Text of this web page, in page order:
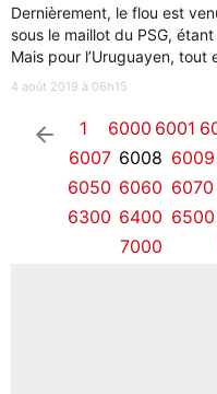
Dernièrement, le flou est
sous le maillot du PSG,
Mais pour l’Uruguayen, tout
4 août 2019 à 06h15
arrow_left 1 6000 6001
6007 6008 6009
6050 6060 6070
6300 6400 6500
7000